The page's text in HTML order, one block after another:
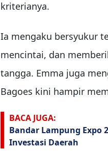
kriterianya.
Ia mengaku bersyukur
mencintai, dan
tangga. Emma juga
Bagoes kini hampir
BACA JUGA:
Bandar Lampung Expo
Investasi Daerah